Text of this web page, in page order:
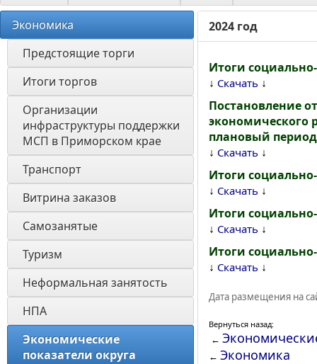
Экономика
Предстоящие торги
Итоги торгов
Организации
инфраструктуры поддержки
МСП в Приморском крае
Транспорт
Витрина заказов
Самозанятые
Туризм
Неформальная занятость
НПА
Экономические
показатели округа
2024 год
Итоги
↓ Скачать ↓
Постановление
экономического
плановый период
↓ Скачать ↓
Итоги
↓ Скачать ↓
Итоги
↓ Скачать ↓
Итоги
↓ Скачать ↓
Дата размещения на
Вернуться назад:
←
← Экономика